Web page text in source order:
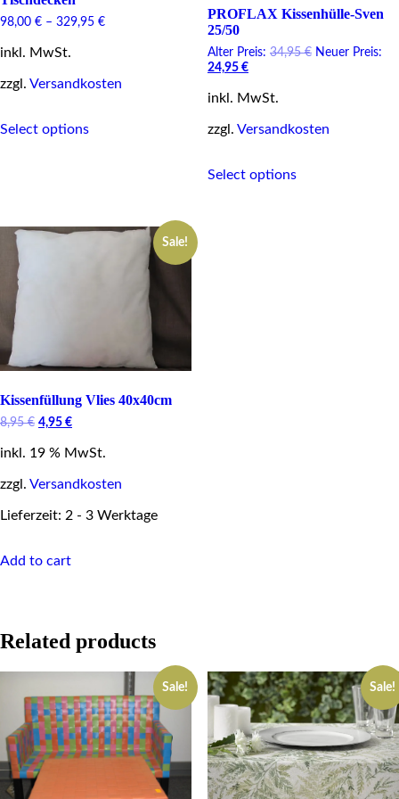
98,00 € – 329,95 €
inkl. MwSt.
zzgl. Versandkosten
Select optionsproduct
may
PROFLAX Kissenhülle-Sven
25/50
Alter Preis: 34,95€ Original
Neuer Preis:
24,95 €Current
is:
inkl. MwSt.
zzgl. Versandkosten
Select optionsproduct
Sale!
Kissenfüllung Vlies 40x40cm
8,95€ Original
was:
4,95 €Current
is:
inkl. 19 % MwSt.
zzgl. Versandkosten
Lieferzeit: 2 - 3 Werktage
Add to cart
Related products
Sale! Sale!